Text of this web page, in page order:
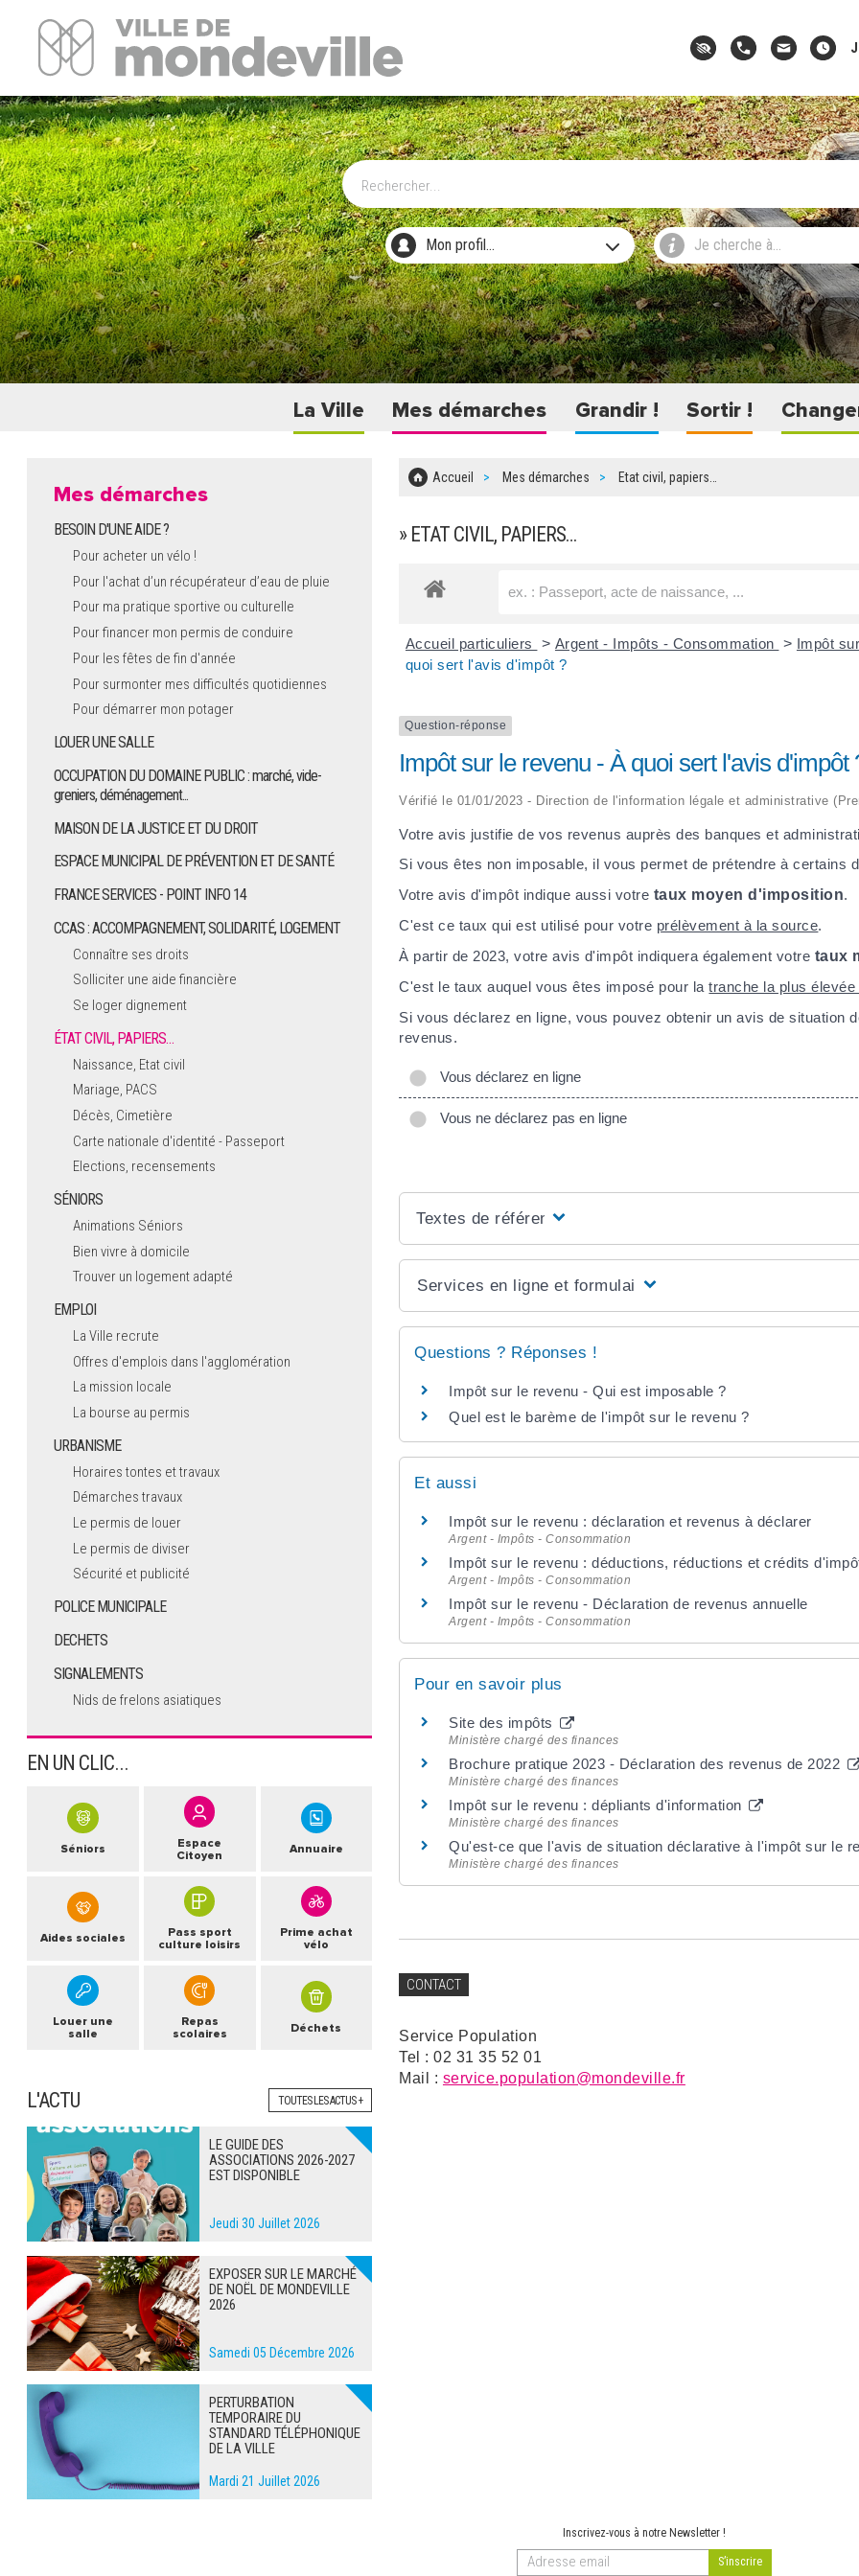
Site Officiel de la ville de Mondeville
Mon profil... Je cherche à...
La Ville Mes démarches Grandir ! Sortir !
Accueil Mes démarches Etat civil, papiers…
» ETAT CIVIL, PAPIERS…
Accueil particuliers > Argent - Impôts - Consommation > Impôt
quoi sert l'avis d'impôt ?
Question-réponse
Impôt sur le revenu - À quoi sert l'avis d'impôt
Vérifié le 01/01/2023 - Direction de l'information légale et administrative
Votre avis justifie de vos revenus auprès des banques et
Si vous êtes non imposable, il vous permet de prétendre à certains
Votre avis d'impôt indique aussi votre taux moyen d'imposition.
C'est ce taux qui est utilisé pour votre prélèvement à la source.
À partir de 2023, votre avis d'impôt indiquera également votre taux
C'est le taux auquel vous êtes imposé pour latranche la plus
Si vous déclarez en ligne, vous pouvez obtenir un avis de situation
revenus.
Vous déclarez en ligne
Vous ne déclarez pas en ligne
Textes de référence
Services en ligne et formulaires
Questions ? Réponses !
Impôt sur le revenu - Qui est imposable ?
Quel est le barème de l'impôt sur le revenu ?
Et aussi
Impôt sur le revenu : déclaration et revenus à déclarer
Argent - Impôts - Consommation
Impôt sur le revenu : déductions, réductions et crédits
Argent - Impôts - Consommation
Impôt sur le revenu - Déclaration de revenus annuelle
Argent - Impôts - Consommation
Pour en savoir plus
Site des impôts
Ministère chargé des finances
Brochure pratique 2023 - Déclaration des revenus de 2022
Ministère chargé des finances
Impôt sur le revenu : dépliants d'information
Ministère chargé des finances
Qu'est-ce que l'avis de situation déclarative à l'impôt sur le
Ministère chargé des finances
CONTACT
Service Population
Tel : 02 31 35 52 01
Mail : service.population@mondeville.fr
Mes démarches
BESOIN D'UNE AIDE ?
Pour acheter un vélo !
Pour l'achat d’un récupérateur d’eau de pluie
Pour ma pratique sportive ou culturelle
Pour financer mon permis de conduire
Pour les fêtes de fin d'année
Pour surmonter mes difficultés quotidiennes
Pour démarrer mon potager
LOUER UNE SALLE
OCCUPATION DU DOMAINE PUBLIC : marché, vide-
greniers, déménagement...
MAISON DE LA JUSTICE ET DU DROIT
ESPACE MUNICIPAL DE PRÉVENTION ET DE SANTÉ
FRANCE SERVICES - POINT INFO 14
CCAS : ACCOMPAGNEMENT, SOLIDARITÉ, LOGEMENT
Connaître ses droits
Solliciter une aide financière
Se loger dignement
ÉTAT CIVIL, PAPIERS…
Naissance, Etat civil
Mariage, PACS
Décès, Cimetière
Carte nationale d'identité - Passeport
Elections, recensements
SÉNIORS
Animations Séniors
Bien vivre à domicile
Trouver un logement adapté
EMPLOI
La Ville recrute
Offres d'emplois dans l'agglomération
La mission locale
La bourse au permis
URBANISME
Horaires tontes et travaux
Démarches travaux
Le permis de louer
Le permis de diviser
Sécurité et publicité
POLICE MUNICIPALE
DECHETS
SIGNALEMENTS
Nids de frelons asiatiques
EN UN CLIC...
Séniors
Espace
Citoyen
Annuaire
Aides sociales
Pass sport
culture loisirs
Prime achat
vélo
Louer une
salle
Repas
scolaires
Déchets
L'ACTU TOUTES LES ACTUS +
LE GUIDE DES
ASSOCIATIONS 2026-2027
EST DISPONIBLE
Jeudi 30 Juillet 2026
EXPOSER SUR LE MARCHÉ
DE NOËL DE MONDEVILLE
2026
Samedi 05 Décembre 2026
PERTURBATION
TEMPORAIRE DU
STANDARD TÉLÉPHONIQUE
DE LA VILLE
Mardi 21 Juillet 2026
Inscrivez-vous à notre Newsletter !